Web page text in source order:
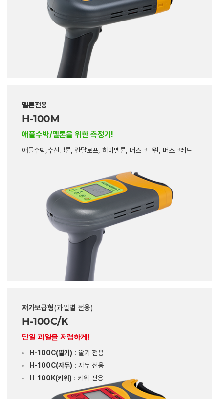
멜론전용
H-100M
애플수박/멜론을 위한 측정기!
애플수박,수신멜론, 칸달로프, 하미멜론, 머스크그린, 머스크레드
저가보급형(과일별 전용)
H-100C/K
단일 과일을 저렴하게!
H-100C(딸기) : 딸기 전용
H-100C(자두) : 자두 전용
H-100K(키위) : 키위 전용